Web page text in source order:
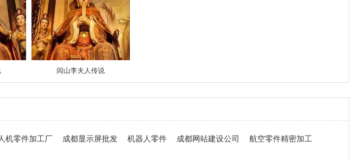
闾山李夫人传说
机零件加工厂 成都显示屏批发 机器人零件 成都网站建设公司
航空零件精密加工